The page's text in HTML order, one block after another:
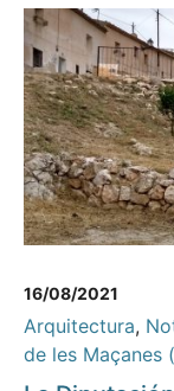
16/08/2021
Arquitectura,
de les Maçanes